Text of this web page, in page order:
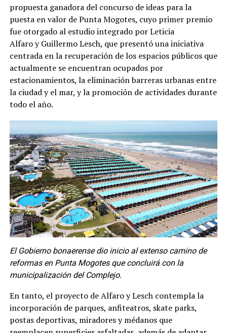
propuesta ganadora del concurso de ideas para la
puesta en valor de Punta Mogotes, cuyo primer premio
fue otorgado al estudio integrado por Leticia
Alfaro y Guillermo Lesch, que presentó una iniciativa
centrada en la recuperación de los espacios públicos que
actualmente se encuentran ocupados por
estacionamientos, la eliminación barreras urbanas entre
la ciudad y el mar, y la promoción de actividades durante
todo el año.
El Gobierno bonaerense dio inicio al extenso camino de
reformas en Punta Mogotes que concluirá con la
municipalización del Complejo.
En tanto, el proyecto de Alfaro y Lesch contempla la
incorporación de parques, anfiteatros, skate parks,
postas deportivas, miradores y médanos que